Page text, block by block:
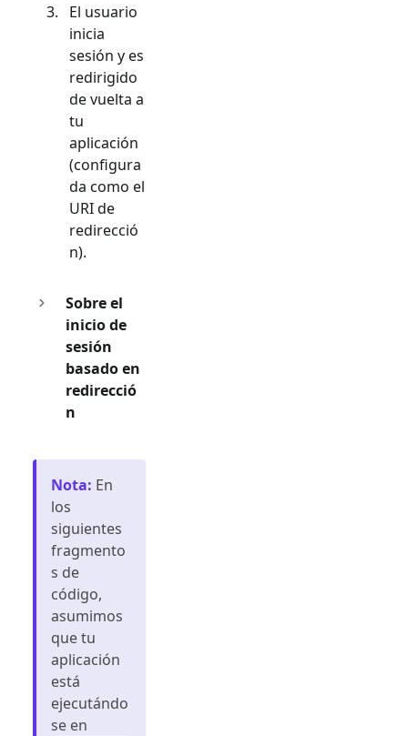
El usuario
inicia
sesión y es
redirigido
de vuelta a
tu
aplicación
(configura
da como el
URI de
redirecció
n).
Sobre el
inicio de
sesión
basado en
redirecció
n
Nota: En
los
siguientes
fragmento
s de
código,
asumimos
que tu
aplicación
está
ejecutándo
se en